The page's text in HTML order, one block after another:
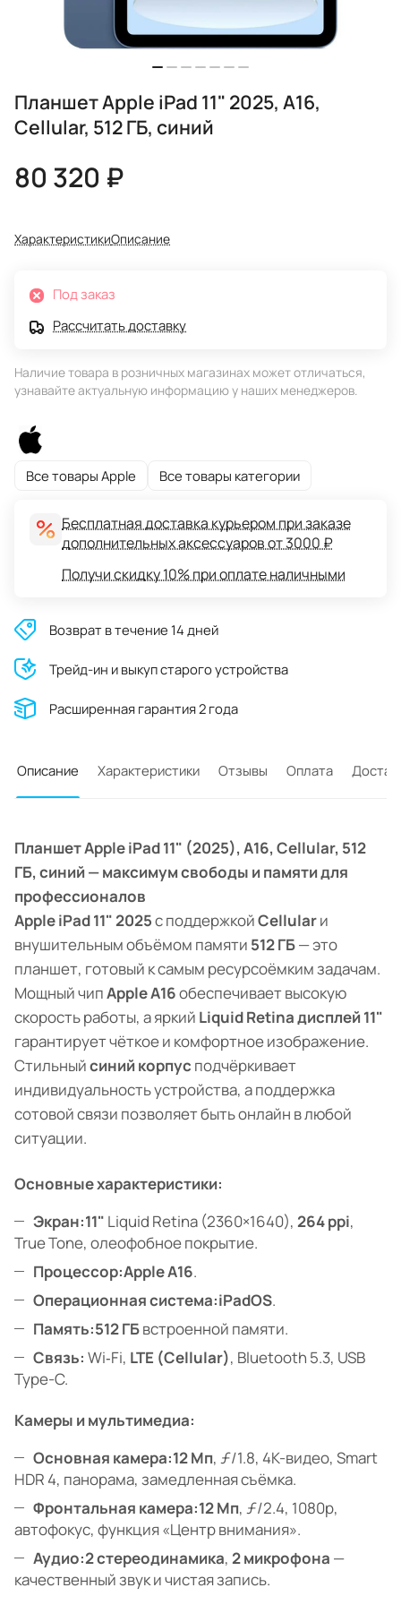
Планшет Apple iPad 11" 2025, A16,
Cellular, 512 ГБ, синий
80 320 ₽
ХарактеристикиОписание
Под заказ
Рассчитать доставку
Наличие товара в розничных магазинах может отличаться,
узнавайте актуальную информацию у наших менеджеров.
Все товары Apple Все товары категории
Бесплатная доставка курьером при заказе
дополнительных аксессуаров от 3000 ₽
Получи скидку 10% при оплате наличными
Возврат в течение 14 дней
Трейд-ин и выкуп старого устройства
Расширенная гарантия 2 года
Описание Характеристики Отзывы Оплата
Планшет Apple iPad 11" (2025), A16, Cellular, 512
ГБ, синий — максимум свободы и памяти для
профессионалов
Apple iPad 11" 2025с поддержкойCellularи
внушительным объёмом памяти 512 ГБ— это
планшет, готовый к самым ресурсоёмким задачам.
Мощный чипApple A16обеспечивает высокую
скорость работы, а яркий Liquid Retina дисплей 11"
гарантирует чёткое и комфортное изображение.
Стильныйсиний корпус подчёркивает
индивидуальность устройства, а поддержка
сотовой связи позволяет быть онлайн в любой
ситуации.
Основные характеристики:
Экран:11" Liquid Retina (2360×1640), 264 ppi,
True Tone, олеофобное покрытие.
Процессор:Apple A16.
Операционная система:iPadOS.
Память:512 ГБвстроенной памяти.
Связь: Wi‑Fi, LTE (Cellular), Bluetooth 5.3, USB
Type-C.
Камеры и мультимедиа:
Основная камера:12 Мп, ƒ/1.8, 4K-видео, Smart
HDR 4, панорама, замедленная съёмка.
Фронтальная камера:12 Мп, ƒ/2.4, 1080p,
автофокус, функция «Центр внимания».
Аудио:2 стереодинамика, 2 микрофона —
качественный звук и чистая запись.